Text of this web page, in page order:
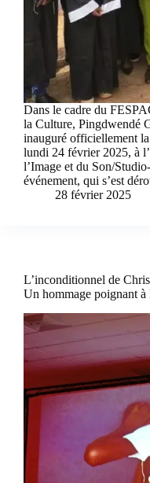
Dans le cadre du
la Culture, Pingdwendé
inauguré officiellement
lundi 24 février 2025, à
l’Image et du Son/
événement, qui s’est
28 février 2025
L’inconditionnel de
Un hommage poignant à